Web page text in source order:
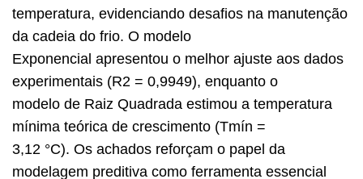
temperatura, evidenciando desafios na manutenção
da cadeia do frio. O modelo
Exponencial apresentou o melhor ajuste aos dados
experimentais (R2 = 0,9949), enquanto o
modelo de Raiz Quadrada estimou a temperatura
mínima teórica de crescimento (Tmín =
3,12 °C). Os achados reforçam o papel da
modelagem preditiva como ferramenta essencial